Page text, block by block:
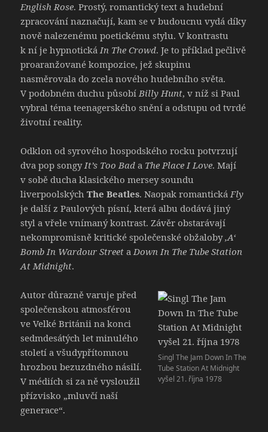
English Rose. Prostý, romantický text a hudební
zpracování naznačují, kam se v budoucnu vydá díky
nově nalezenému poetickému stylu. V kontrastu
k ní je hypnotickáIn The Crowd. Je to příklad pečlivě
proaranžované kompozice, jež skupinu
nasměrovala do zcela nového hudebního světa.
V podobném duchu působíBilly Hunt, v níž si Paul
vybral téma teenagerského snění a odstupu od tvrdé
životní reality.
Odklon od syrového hospodského rocku potvrzují
dva pop songyIt’s Too Bad a The Place I Love. Mají
v sobě ducha klasického mersey soundu
liverpoolskýchThe Beatles. Naopak romantickáFly
je další z Paulových písní, která albu dodává jiný
styl a vřele vnímaný kontrast. Závěr obstarávají
nekompromisně kritické společenské obžaloby‚A‘
Bomb In Wardour Street aDown In The Tube Station
At Midnight.
Singl The Jam Down In The
Tube Station At Midnight
vyšel 21. října 1978
Autor důrazně varuje před
společenskou atmosférou
ve Velké Británii na konci
sedmdesátých let minulého
století a všudypřítomnou
hrozbou bezuzdného násilí.
V médiích si za ně vysloužil
přízvisko „mluvčí naší
generace“.